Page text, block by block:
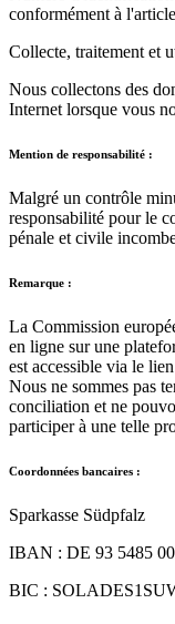
conformément à
Collecte, traitement et
Nous collectons des
Internet lorsque vous
Mention de responsabilité :
Malgré un contrôle
responsabilité pour le
pénale et civile
Remarque :
La Commission
en ligne sur une
est accessible via le
Nous ne sommes pas
conciliation et ne
participer à une telle
Coordonnées bancaires :
Sparkasse Südpfalz
IBAN : DE 93 5485
BIC :